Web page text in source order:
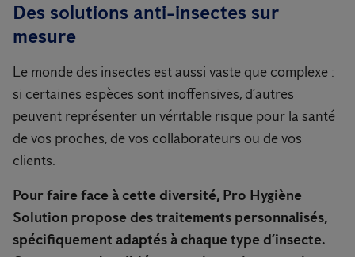
Des solutions anti-insectes sur
mesure
Le monde des insectes est aussi vaste que complexe :
si certaines espèces sont inoffensives, d’autres
peuvent représenter un véritable risque pour la santé
de vos proches, de vos collaborateurs ou de vos
clients.
Pour faire face à cette diversité, Pro Hygiène
Solution propose des traitements personnalisés,
spécifiquement adaptés à chaque type d’insecte.